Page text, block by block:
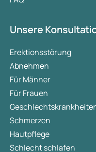
Unsere
Erektionsstörung
Abnehmen
Für Männer
Für Frauen
Schmerzen
Hautpflege
Schlecht schlafen